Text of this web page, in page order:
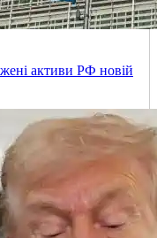
активи РФ новій